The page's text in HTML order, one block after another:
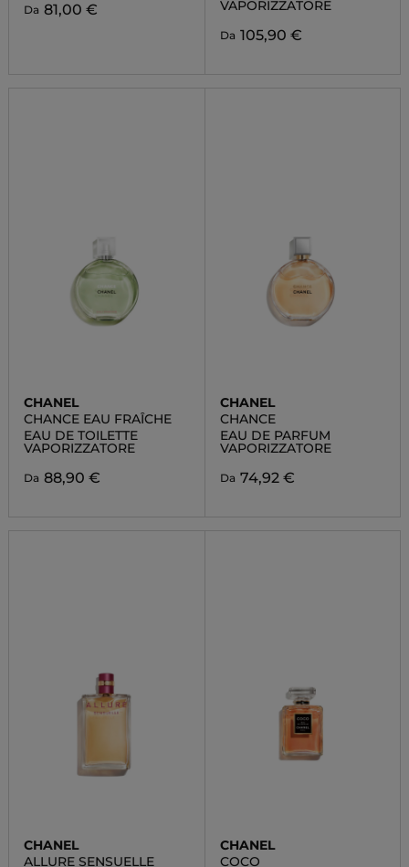
Da 81,00 € VAPORIZZATORE
Da 105,90 €
CHANEL
CHANCE EAU FRAÎCHE
EAU DE TOILETTE
VAPORIZZATORE
Da 88,90 €
CHANEL
CHANCE
EAU DE PARFUM
VAPORIZZATORE
Da 74,92 €
CHANEL
ALLURE SENSUELLE
CHANEL
COCO